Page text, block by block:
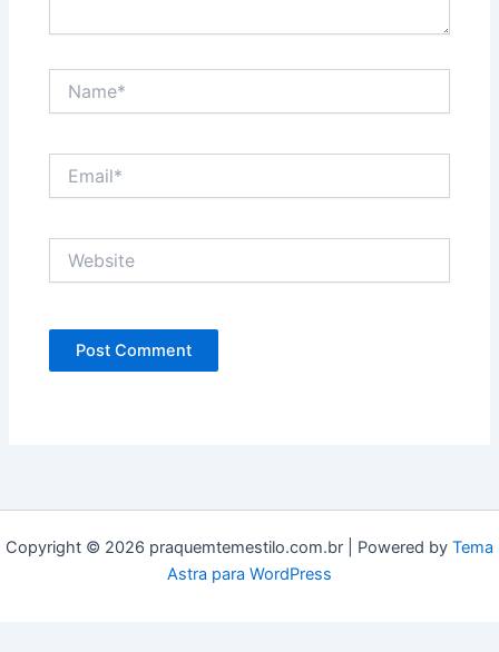
Copyright © 2026 praquemtemestilo.com.br | Powered by Tema
Astra para WordPress